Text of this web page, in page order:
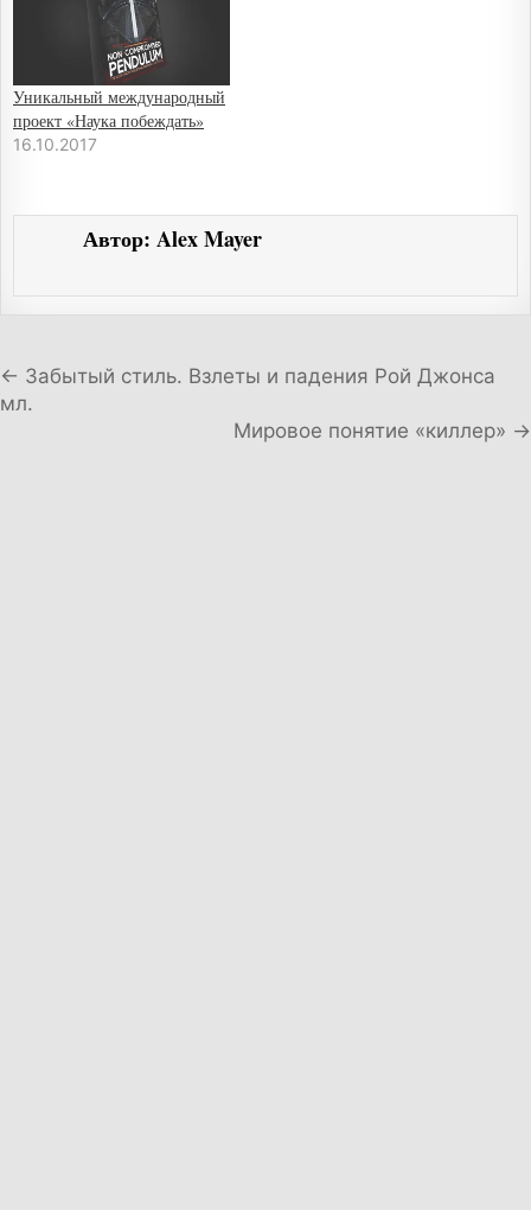
Уникальный международный
проект «Наука побеждать»
16.10.2017
Автор:Alex Mayer
Навигация по записям
← Забытый стиль. Взлеты и падения Рой Джонса
мл.
Мировое понятие «киллер» →